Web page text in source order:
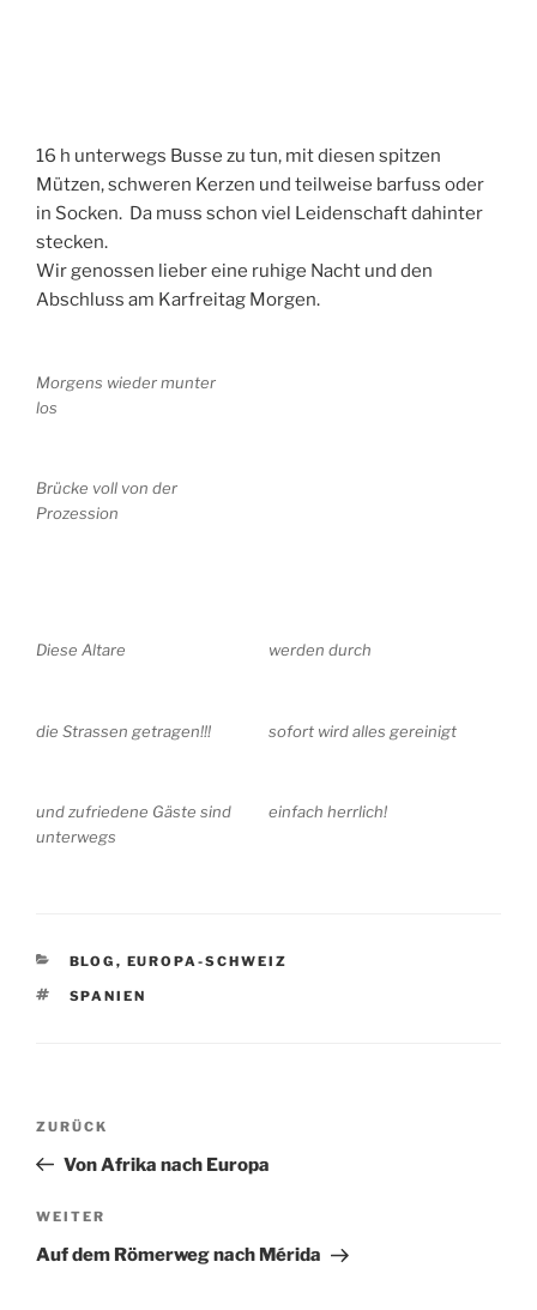
16 h unterwegs Busse zu tun, mit diesen spitzen
Mützen, schweren Kerzen und teilweise barfuss oder
in Socken. Da muss schon viel Leidenschaft dahinter
stecken.
Wir genossen lieber eine ruhige Nacht und den
Abschluss am Karfreitag Morgen.
Morgens wieder munter
los
Brücke voll von der
Prozession
Diese Altare werden durch
die Strassen getragen!!! sofort wird alles gereinigt
und zufriedene Gäste sind
unterwegs
einfach herrlich!
KATEGORIEN
BLOG , EUROPA-SCHWEIZ
SCHLAGWÖRTER
SPANIEN
Beitragsnavigation
Vorheriger
Beitrag
ZURÜCK
Von Afrika nach Europa
Nächster
Beitrag
WEITER
Auf dem Römerweg nach ‎⁨Mérida⁩